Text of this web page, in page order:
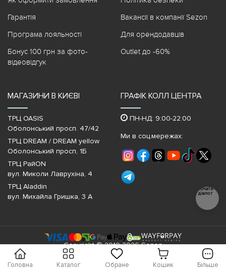
Головна Каталог Обране Кошик Більше
Гарантія
Програма лояльності
Бонус 100 грн за фото-
відеовідгук
Вакансії в компанії Sezon
Для орендодавців
Outlet до -60%
МАГАЗИНИ В КИЄВІ
ТРЦ OASIS
Оболонський просп. 47/42
ТРЦ DREAM / DREAM yellow
Оболонський просп, 1Б
ТРЦ РайON
вул. Миколи Лаврухіна, 4
ТРЦ Aladdin
вул. Михайла Гришка, 3 А
ГРАФІК КОЛЛ ЦЕНТРА
ПН-НД: 9:00-22:00
Ми в соц.мережах:
Copyright © 2010-2026 Sezon
Почати
діалог